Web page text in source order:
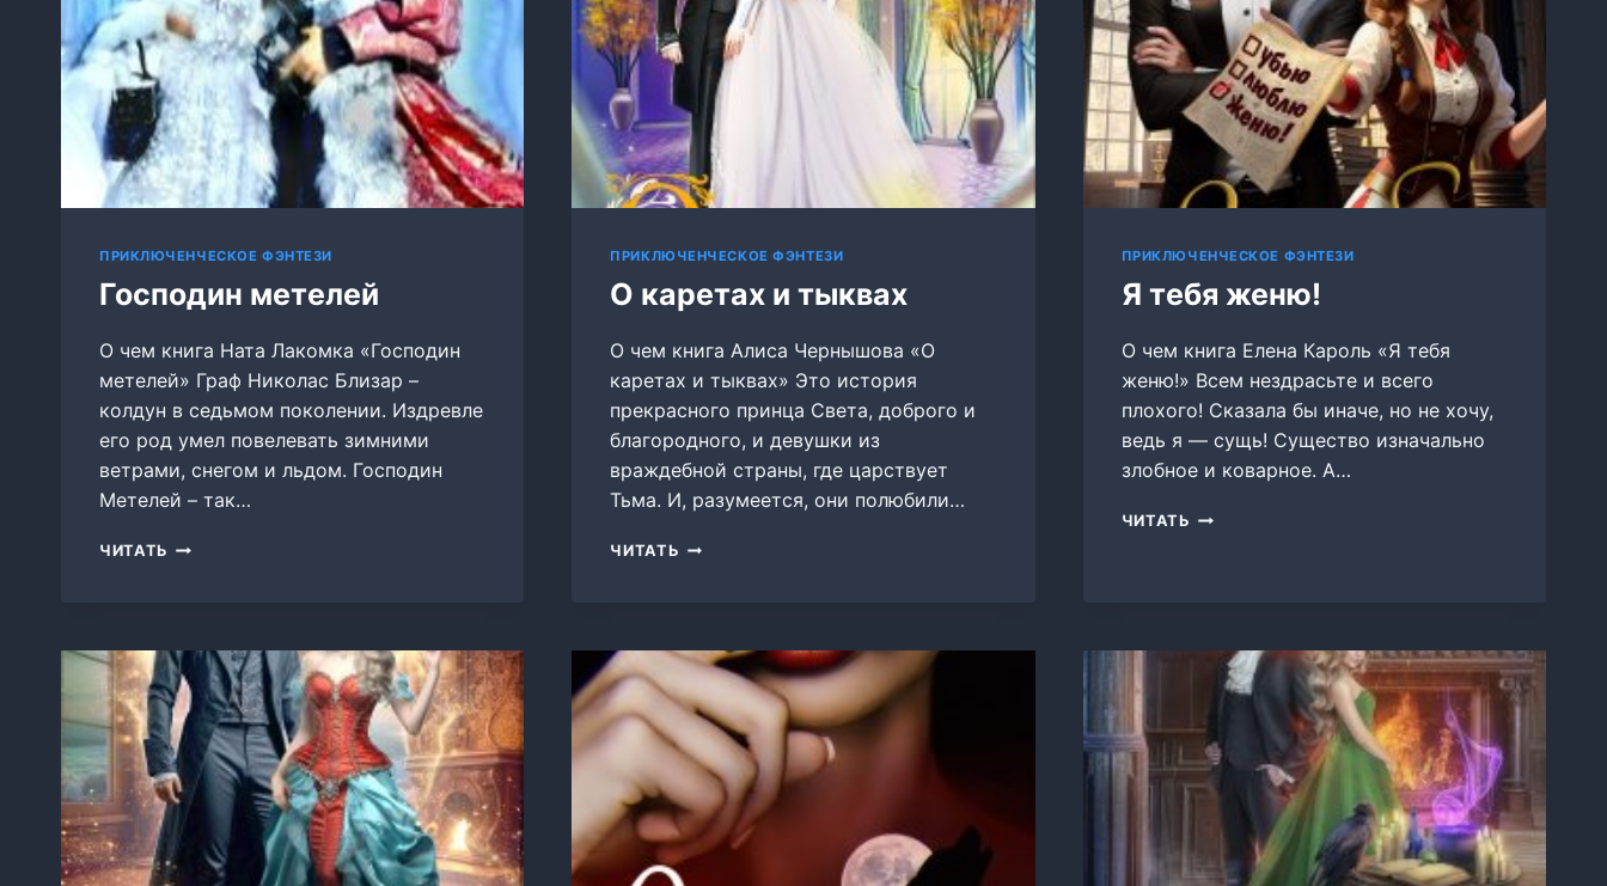
ПРИКЛЮЧЕНЧЕСКОЕ ФЭНТЕЗИ
Господин метелей
О чем книга Ната Лакомка «Господин
метелей» Граф Николас Близар –
колдун в седьмом поколении. Издревле
его род умел повелевать зимними
ветрами, снегом и льдом. Господин
Метелей – так…
ЧИТАТЬ ГОСПОДИН
ПРИКЛЮЧЕНЧЕСКОЕ ФЭНТЕЗИ
О каретах и тыквах
О чем книга Алиса Чернышова «О
каретах и тыквах» Это история
прекрасного принца Света, доброго и
благородного, и девушки из
враждебной страны, где царствует
Тьма. И, разумеется, они полюбили…
ЧИТАТЬ О
ПРИКЛЮЧЕНЧЕСКОЕ ФЭНТЕЗИ
Я тебя женю!
О чем книга Елена Кароль «Я тебя
женю!» Всем нездрасьте и всего
плохого! Сказала бы иначе, но не хочу,
ведь я — сущь! Существо изначально
злобное и коварное. А…
ЧИТАТЬ Я